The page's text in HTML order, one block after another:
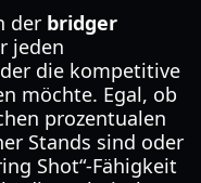
der bridger
jeden
die kompetitive
möchte. Egal, ob
prozentualen
Stands sind oder
Shot“-Fähigkeit